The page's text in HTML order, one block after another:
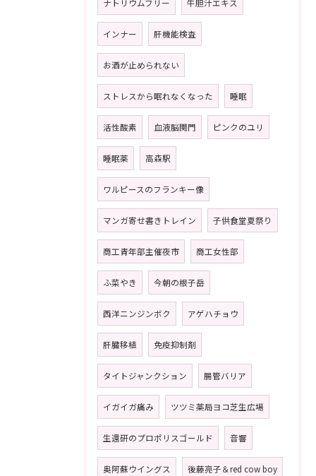
ナトリウムフリー 牛胆汁エキス
インナー 肝機能検査
お酒が止められない
ストレスから眠れなくなった 睡眠
活性酸素 血液脳関門 ピンクのユリ
睡眠薬 高森駅
ワルピースのフランキー像
マンガ寄せ書きトレイン 子供食堂夏祭り
商工青年部主催夜市 商工女性部
ふ菜やき 今朝の根子岳
西洋ニンジンボク アゲハチョウ
肝臓移植 免疫抑制剤
タイトジャンクション 腸管バリア
イガイガ痛み ツツミ薬局ヨコ芝生広場
生還研のプロポリスゴールド 音響
奥阿蘇ウイングス 後藤亮子＆red cow boy